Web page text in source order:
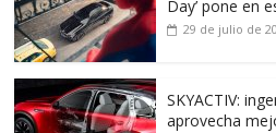
Day’ pone en
29 de julio de
SKYACTIV:
aprovecha